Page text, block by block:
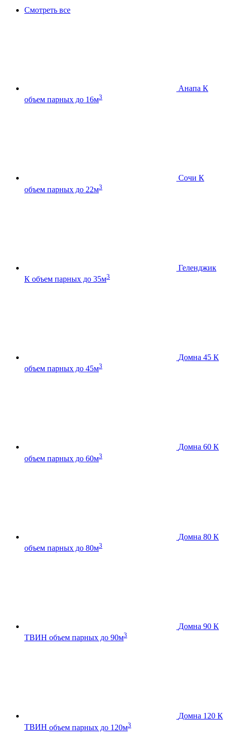
Смотреть все
Анапа К
объем парных до 16м3
Сочи К
объем парных до 22м3
Геленджик
К объем парных до 35м3
Домна 45 К
объем парных до 45м3
Домна 60 К
объем парных до 60м3
Домна 80 К
объем парных до 80м3
Домна 90 К
ТВИН объем парных до 90м3
Домна 120 К
ТВИН объем парных до 120м3